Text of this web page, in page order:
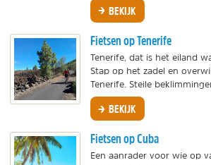
BEKIJK
Fietsen op Tenerife
Tenerife, dat is het eiland
Stap op het zadel en
Tenerife. Steile
BEKIJK
Fietsen op Cuba
Een aanrader voor wie op